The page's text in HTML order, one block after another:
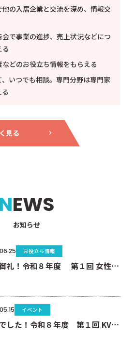
の入居企業と交流を深め、情報交
で事業の進捗、売上状況などにつ
どのお役立ち情報をもらえる
いつでも相談。専門分野は専門家
見る
NEWS
お知らせ
お役立ち情報
満員御礼！令和８年度 第１回 女性のための起業家セミナー（女性起業家セミナー＆交流会）（7/28）
イベント
好評でした！令和８年度 第１回 KVOミニ起業塾（セミナー）6/12 「発信」だけで終わらせない 起業家のためのSNS・LINE活用術 〜フォロワー数より大切な集客の鉄則〜